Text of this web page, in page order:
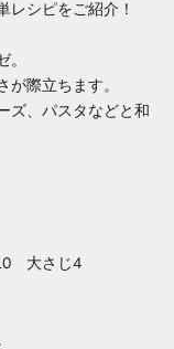
レシピをご紹介！
際立ちます。
ズ、パスタなどと和
大さじ4